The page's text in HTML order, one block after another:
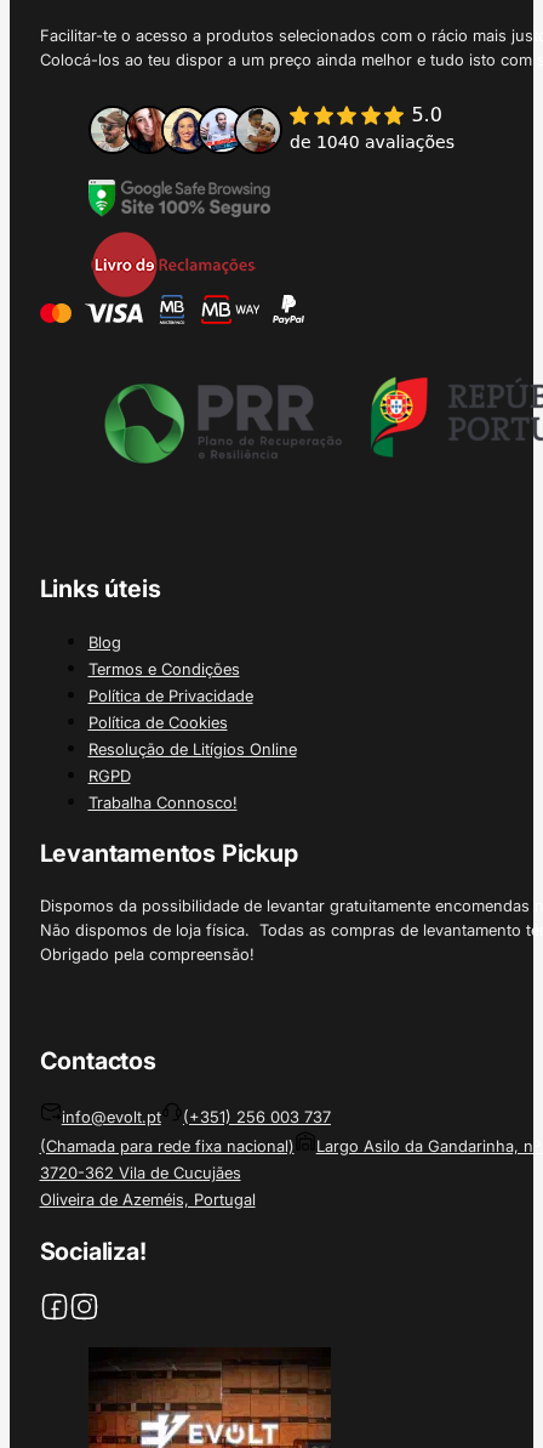
Facilitar-te o acesso a produtos selecionados com o rácio mais
Colocá-los ao teu dispor a um preço ainda melhor e tudo isto
Links úteis
Blog
Termos e Condições
Política de Privacidade
Política de Cookies
Resolução de Litígios Online
RGPD
Trabalha Connosco!
Levantamentos Pickup
Dispomos da possibilidade de levantar gratuitamente
Não dispomos de loja física. Todas as compras de levantamento
Obrigado pela compreensão!
Contactos
info@evolt.pt
(+351) 256 003 737
(Chamada para rede fixa nacional)
Largo Asilo da Gandarinha, nº
3720-362 Vila de Cucujães
Oliveira de Azeméis, Portugal
Socializa!